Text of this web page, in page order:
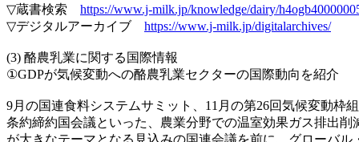
▽蔵書検索 https://www.j-milk.jp/knowledge/dairy/
▽デジタルアーカイブ https://www.j-milk.jp/digitalarchives/
(3) 酪農乳業に関する国際情報
①GDPが気候変動への酪農乳業セクターの国際動向を紹介
9月の国連食料システムサミット、11月の第26回気候変動枠組
条約締約国会議といった、農業分野での温室効果ガス排出削
が大きなテーマとなる見込みの国連会議を前に、グローバル